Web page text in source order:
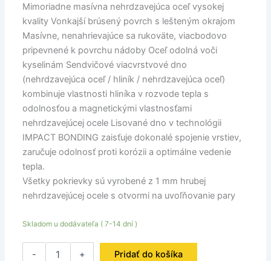
Mimoriadne masívna nehrdzavejúca oceľ vysokej
kvality Vonkajší brúsený povrch s lešteným okrajom
Masívne, nenahrievajúce sa rukoväte, viacbodovo
pripevnené k povrchu nádoby Oceľ odolná voči
kyselinám Sendvičové viacvrstvové dno
(nehrdzavejúca oceľ / hliník / nehrdzavejúca oceľ)
kombinuje vlastnosti hliníka v rozvode tepla s
odolnosťou a magnetickými vlastnosťami
nehrdzavejúcej ocele Lisované dno v technológii
IMPACT BONDING zaisťuje dokonalé spojenie vrstiev,
zaručuje odolnosť proti korózii a optimálne vedenie
tepla.
Všetky pokrievky sú vyrobené z 1 mm hrubej
nehrdzavejúcej ocele s otvormi na uvoľňovanie pary
Skladom u dodávateľa ( 7-14 dní )
- +
Pridať do košíka